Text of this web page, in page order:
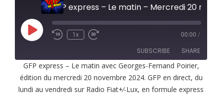
Play
Episode
1x 00:00 /
SUBSCRIBE SHARE
RSS FEED
SHARE
GFP express – Le matin avec Georges-Fernand Poirier,
édition du mercredi 20 novembre 2024. GFP en direct, du
lundi au vendredi sur Radio Fiat+⁄-Lux, en formule express